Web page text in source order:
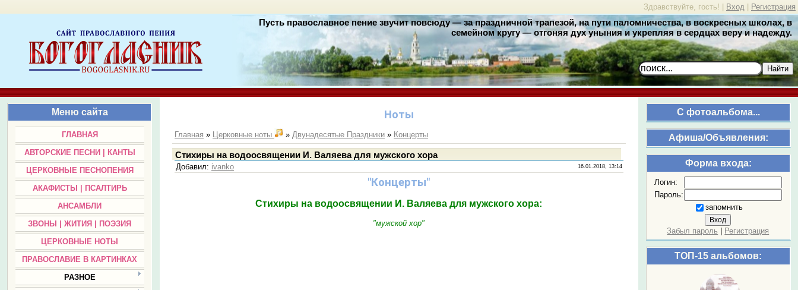
Здравствуйте, гость! | Вход Регистрация
Пусть православное пение звучит повсюду — за праздничной трапезой, на пути паломничества, в воскресных школах, в
семейном кругу — отгоняя дух уныния и укрепляя в сердцах веру и надежду.
Найти
Меню сайта
ГЛАВНАЯ
АВТОРСКИЕ ПЕСНИ | КАНТЫ
ЦЕРКОВНЫЕ ПЕСНОПЕНИЯ
АКАФИСТЫ | ПСАЛТИРЬ
АНСАМБЛИ
ЗВОНЫ | ЖИТИЯ | ПОЭЗИЯ
ЦЕРКОВНЫЕ НОТЫ
ПРАВОСЛАВИЕ В КАРТИНКАХ
РАЗНОЕ
C фотоальбома...
Афиша/Объявления:
Форма входа:
Логин:
Пароль:
запомнить
Забыл пароль Регистрация
ТОП-15 альбомов:
Ноты
Главная » Церковные ноты » Двунадесятые Праздники» Концерты
Стихиры на водоосвящении И. Валяева для мужского хора
Добавил: ivanko 16.01.2018, 13:14
"Концерты"
Стихиры на водоосвящении И. Валяева для мужского хора:
"мужской хор"